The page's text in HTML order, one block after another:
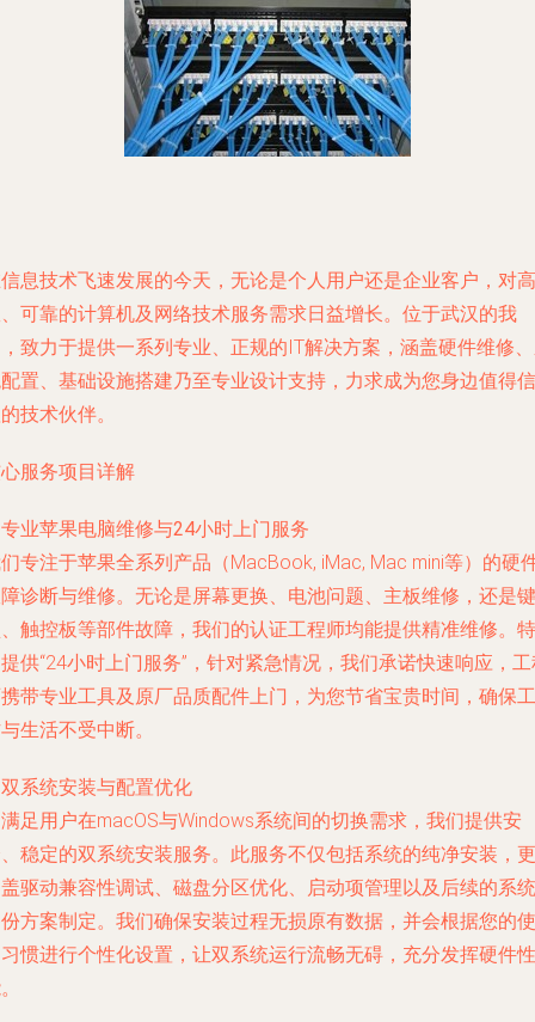
息技术飞速发展的今天，无论是个人用户还是企业客户，对高
可靠的计算机及网络技术服务需求日益增长。位于武汉的我
致力于提供一系列专业、正规的IT解决方案，涵盖硬件维修
置、基础设施搭建乃至专业设计支持，力求成为您身边值得信
技术伙伴。
服务项目详解
专业苹果电脑维修与24小时上门服务
专注于苹果全系列产品（MacBook, iMac, Mac mini等）的硬
诊断与维修。无论是屏幕更换、电池问题、主板维修，还是键
触控板等部件故障，我们的认证工程师均能提供精准维修。特
供“24小时上门服务”，针对紧急情况，我们承诺快速响应，
带专业工具及原厂品质配件上门，为您节省宝贵时间，确保工
生活不受中断。
双系统安装与配置优化
足用户在macOS与Windows系统间的切换需求，我们提供安
稳定的双系统安装服务。此服务不仅包括系统的纯净安装，更
驱动兼容性调试、磁盘分区优化、启动项管理以及后续的系统
方案制定。我们确保安装过程无损原有数据，并会根据您的使
惯进行个性化设置，让双系统运行流畅无碍，充分发挥硬件性